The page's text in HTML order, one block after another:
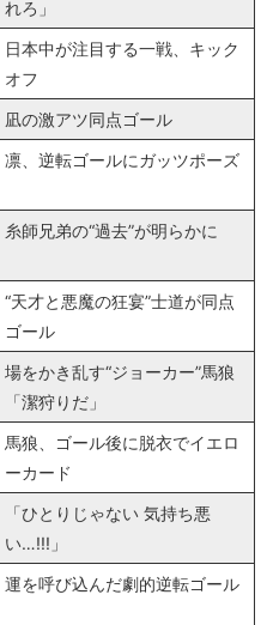
れろ」
日本中が注目する一戦、キック
オフ
凪の激アツ同点ゴール
凛、逆転ゴールにガッツポーズ
糸師兄弟の“過去”が明らかに
“天才と悪魔の狂宴”士道が同点
ゴール
場をかき乱す“ジョーカー”馬狼
「潔狩りだ」
馬狼、ゴール後に脱衣でイエロ
ーカード
「ひとりじゃない 気持ち悪
い…!!!」
運を呼び込んだ劇的逆転ゴール